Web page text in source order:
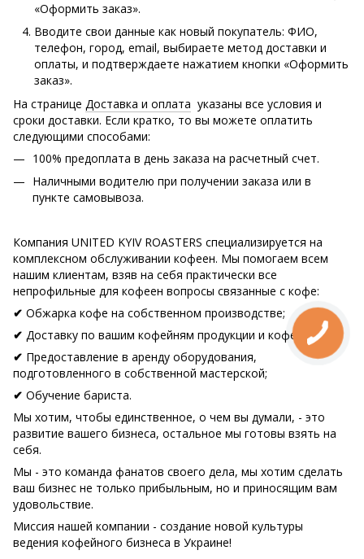
«Оформить заказ».
Вводите свои данные как новый покупатель: ФИО,
телефон, город, email, выбираете метод доставки и
оплаты, и подтверждаете нажатием кнопки «Оформить
заказ».
На странице Доставка и оплата указаны все условия и
сроки доставки. Если кратко, то вы можете оплатить
следующими способами:
100% предоплата в день заказа на расчетный счет.
Наличными водителю при получении заказа или в
пункте самовывоза.
Компания UNITED KYIV ROASTERS специализируется на
комплексном обслуживании кофеен. Мы помогаем всем
нашим клиентам, взяв на себя практически все
непрофильные для кофеен вопросы связанные с кофе:
✔ Обжарка кофе на собственном производстве;
✔ Доставку по вашим кофейням продукции и кофе;
✔ Предоставление в аренду оборудования,
подготовленного в собственной мастерской;
✔ Обучение бариста.
Мы хотим, чтобы единственное, о чем вы думали, - это
развитие вашего бизнеса, остальное мы готовы взять на
себя.
Мы - это команда фанатов своего дела, мы хотим сделать
ваш бизнес не только прибыльным, но и приносящим вам
удовольствие.
Миссия нашей компании - создание новой культуры
ведения кофейного бизнеса в Украине!